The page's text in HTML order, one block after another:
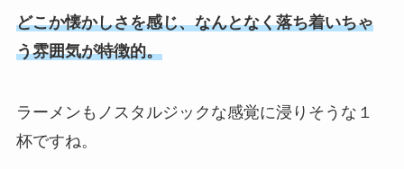
どこか懐かしさを感じ、なんとなく落ち着いちゃ
う雰囲気が特徴的。
ラーメンもノスタルジックな感覚に浸りそうな１
杯ですね。